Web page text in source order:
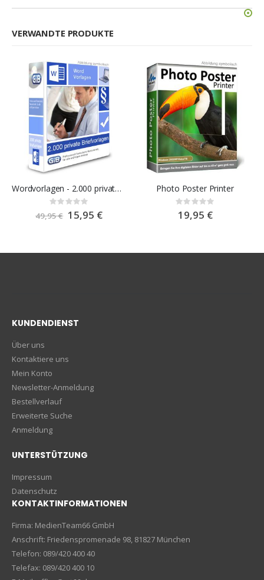
VERWANDTE PRODUKTE
Wordvorlagen - 2.000 private Briefvorlagen
Rating:
49,95 € Special
Price
15,95 €
Photo Poster Printer
Rating:
0%
19,95 €
KUNDENDIENST
Über uns
Kontaktiere uns
Mein Konto
Newsletter-Anmeldung
Bestellverlauf
Erweiterte Suche
Anmeldung
UNTERSTÜTZUNG
Impressum
Datenschutz
KONTAKTINFORMATIONEN
Firma: MedienTeam66 GmbH
Anschrift: Friedenspromenade 98, 81827 München
Telefon: 089/420 400 40
Telefax: 089/420 400 10